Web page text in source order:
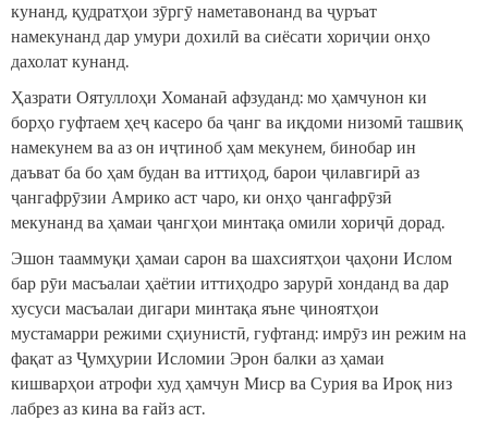
кунанд, қудратҳои зӯргӯ наметавонанд ва ҷуръат
намекунанд дар умури дохилӣ ва сиёсати хориҷии онҳо
дахолат кунанд.
Ҳазрати Оятуллоҳи Хоманаӣ афзуданд: мо ҳамчунон ки
борҳо гуфтаем ҳеҷ касеро ба ҷанг ва иқдоми низомӣ ташвиқ
намекунем ва аз он иҷтиноб ҳам мекунем, бинобар ин
даъват ба бо ҳам будан ва иттиҳод, барои ҷилавгирӣ аз
ҷангафрӯзии Амрико аст чаро, ки онҳо ҷангафрӯзӣ
мекунанд ва ҳамаи ҷангҳои минтақа омили хориҷӣ дорад.
Эшон тааммуқи ҳамаи сарон ва шахсиятҳои ҷаҳони Ислом
бар рӯи масъалаи ҳаётии иттиҳодро зарурӣ хонданд ва дар
хусуси масъалаи дигари минтақа яъне ҷиноятҳои
мустамарри режими сҳиунистӣ, гуфтанд: имрӯз ин режим на
фақат аз Ҷумҳурии Исломии Эрон балки аз ҳамаи
кишварҳои атрофи худ ҳамчун Миср ва Сурия ва Ироқ низ
лабрез аз кина ва ғайз аст.